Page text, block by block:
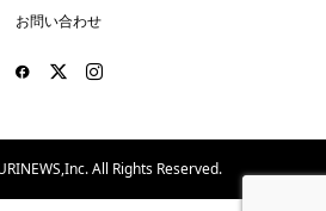
お問い合わせ
All Rights Reserved.